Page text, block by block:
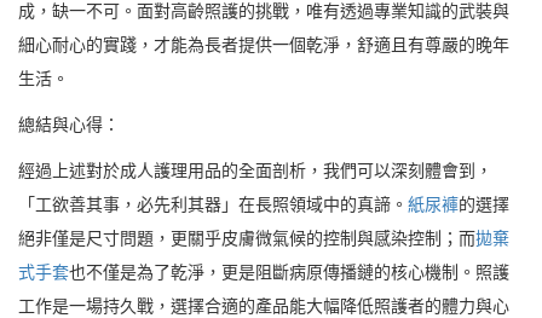
成，缺一不可。面對高齡照護的挑戰，唯有透過專業知識的武裝與
細心耐心的實踐，才能為長者提供一個乾淨，舒適且有尊嚴的晚年
生活。
總結與心得：
經過上述對於成人護理用品的全面剖析，我們可以深刻體會到，
「工欲善其事，必先利其器」在長照領域中的真諦。 紙尿褲的選擇
絕非僅是尺寸問題，更關乎皮膚微氣候的控制與感染控制；而拋棄
式手套也不僅是為了乾淨，更是阻斷病原傳播鏈的核心機制。照護
工作是一場持久戰，選擇合適的產品能大幅降低照護者的體力與心